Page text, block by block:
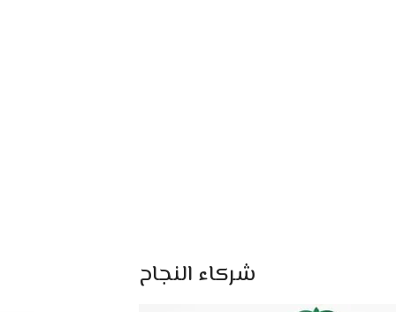
شركاء النجاح